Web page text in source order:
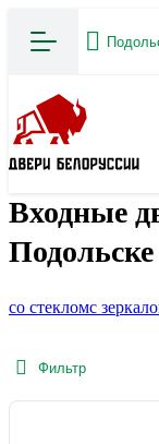
Входные
Подольске
со стекломс
Фильтр